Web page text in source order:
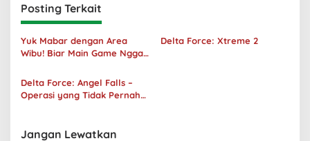
Posting Terkait
Yuk Mabar dengan Area
Wibu! Biar Main Game Nggak
Delta Force: Xtreme 2
Delta Force: Angel Falls –
Operasi yang Tidak Pernah
Jangan Lewatkan